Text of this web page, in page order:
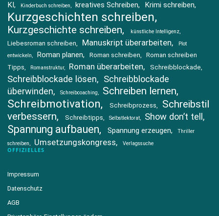
KI Kinderbuch schreiben kreatives Schreiben Krimi schreiben
Kurzgeschichten schreiben
Kurzgeschichte schreiben künstliche Intelligenz
Liebesroman schreiben Manuskript überarbeiten
Plot
entwickeln
Roman planen Roman schreiben
Roman schreiben
Tipps
Romanstruktur Roman überarbeiten Schreibblockade
Schreibblockade lösen
Schreibblockade
überwinden
Schreibcoaching Schreiben lernen
Schreibmotivation Schreibprozess
Schreibstil
verbessern
Schreibtipps Selbstlektorat Show don’t tell
Spannung aufbauen Spannung erzeugen
Thriller
schreiben
Umsetzungskongress Verlagssuche
OFFIZIELLES
Impressum
Datenschutz
AGB